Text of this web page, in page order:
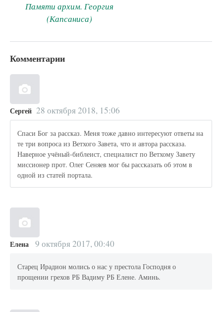
Памяти архим. Георгия
(Капсаниса)
Комментарии
Сергей 28 октября 2018, 15:06
Спаси Бог за рассказ. Меня тоже давно интересуют ответы на
те три вопроса из Ветхого Завета, что и автора рассказа.
Наверное учёный-библеист, специалист по Ветхому Завету
миссионер прот. Олег Сеняев мог бы рассказать об этом в
одной из статей портала.
Елена 9 октября 2017, 00:40
Старец Ирадион молись о нас у престола Господня о
прощении грехов РБ Вадиму РБ Елене. Аминь.